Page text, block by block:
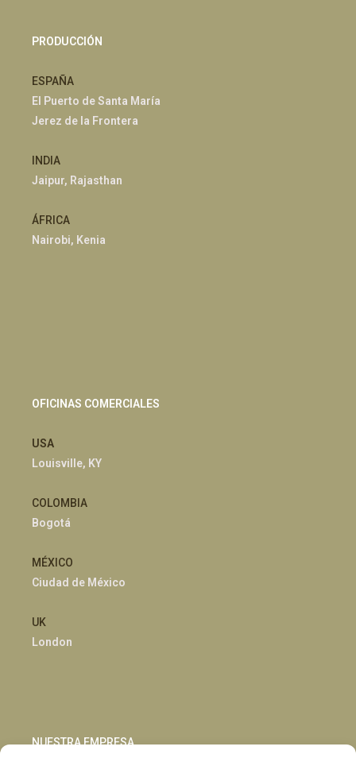
PRODUCCIÓN
ESPAÑA
El Puerto de Santa María
Jerez de la Frontera
INDIA
Jaipur, Rajasthan
ÁFRICA
Nairobi, Kenia
OFICINAS COMERCIALES
USA
Louisville, KY
COLOMBIA
Bogotá
MÉXICO
Ciudad de México
UK
London
NUESTRA EMPRESA